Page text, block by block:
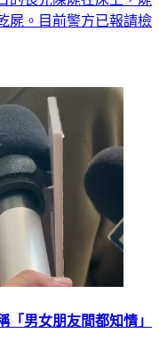
屍。目前警方已報請檢
男女朋友間都知情」